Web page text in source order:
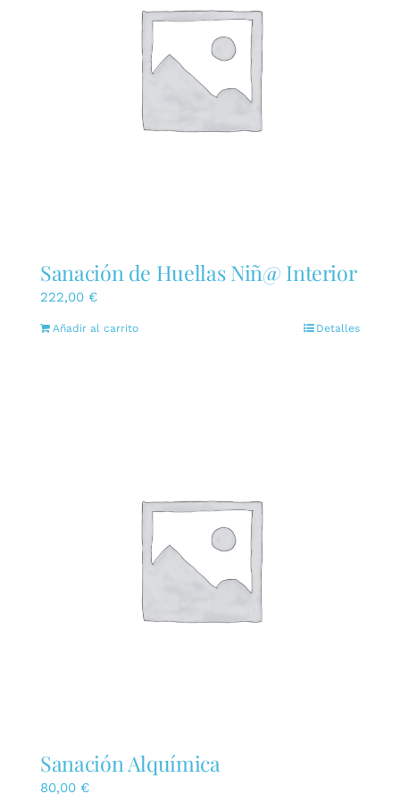
Sanación de Huellas Niñ@ Interior
222,00 €
Añadir al carrito Detalles
Sanación Alquímica
80,00 €